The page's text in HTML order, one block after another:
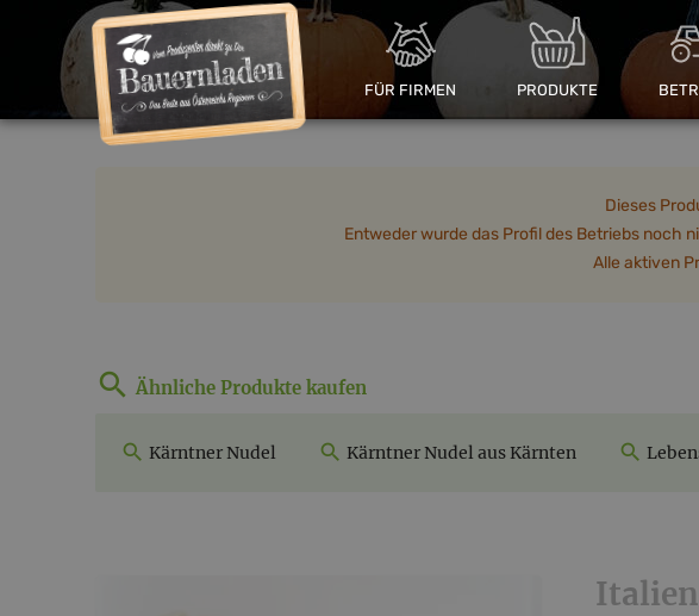
FÜR FIRMEN PRODUKTE
Dieses
Entweder wurde das Profil des Betriebs noch
Alle aktiven
Ähnliche Produkte kaufen
Kärntner Nudel Kärntner Nudel aus Kärnten